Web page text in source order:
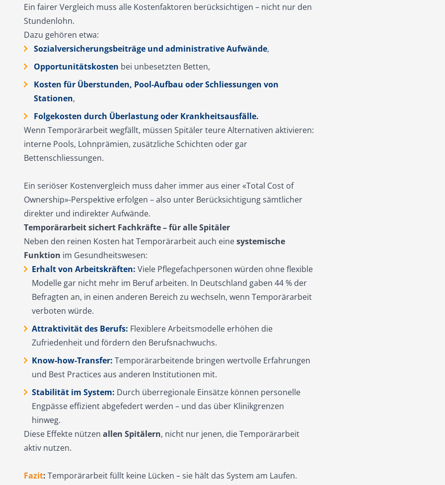
Ein fairer Vergleich muss alle Kostenfaktoren berücksichtigen – nicht nur den
Stundenlohn.
Dazu gehören etwa:
Sozialversicherungsbeiträge und administrative Aufwände,
Opportunitätskosten bei unbesetzten Betten,
Kosten für Überstunden, Pool-Aufbau oder Schliessungen von
Stationen,
Folgekosten durch Überlastung oder Krankheitsausfälle.
Wenn Temporärarbeit wegfällt, müssen Spitäler teure Alternativen aktivieren:
interne Pools, Lohnprämien, zusätzliche Schichten oder gar
Bettenschliessungen.
Ein seriöser Kostenvergleich muss daher immer aus einer«Total Cost of
Ownership»-Perspektive erfolgen – also unter Berücksichtigung sämtlicher
direkter und indirekter Aufwände.
Temporärarbeit sichert Fachkräfte – für alle Spitäler
Neben den reinen Kosten hat Temporärarbeit auch einesystemische
Funktion im Gesundheitswesen:
Erhalt von Arbeitskräften: Viele Pflegefachpersonen würden ohne flexible
Modelle gar nicht mehr im Beruf arbeiten. In Deutschland gaben 44 % der
Befragten an, in einen anderen Bereich zu wechseln, wenn Temporärarbeit
verboten würde.
Attraktivität des Berufs: Flexiblere Arbeitsmodelle erhöhen die
Zufriedenheit und fördern den Berufsnachwuchs.
Know-how-Transfer: Temporärarbeitende bringen wertvolle Erfahrungen
und Best Practices aus anderen Institutionen mit.
Stabilität im System: Durch überregionale Einsätze können personelle
Engpässe effizient abgefedert werden – und das über Klinikgrenzen
hinweg.
Diese Effekte nützen allen Spitälern, nicht nur jenen, die Temporärarbeit
aktiv nutzen.
Fazit: Temporärarbeit füllt keine Lücken – sie hält das System am Laufen.